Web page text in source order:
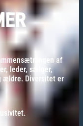
af
leder, sælger,
ældre. Diversitet er